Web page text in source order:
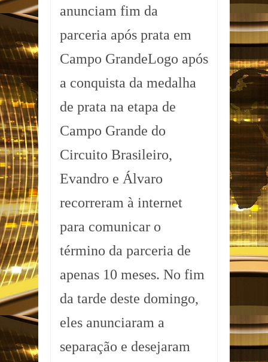
anunciam fim da
parceria após prata em
Campo GrandeLogo após
a conquista da medalha
de prata na etapa de
Campo Grande do
Circuito Brasileiro,
Evandro e Álvaro
recorreram à internet
para comunicar o
término da parceria de
apenas 10 meses. No fim
da tarde deste domingo,
eles anunciaram a
separação e desejaram